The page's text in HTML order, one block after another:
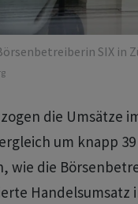
SIX in
die Umsätze
um knapp
wie die
Handelsumsatz